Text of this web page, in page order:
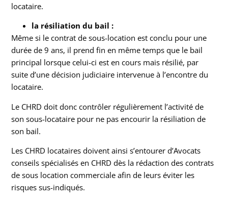
locataire.
la résiliation du bail :
Même si le contrat de sous-location est conclu pour une
durée de 9 ans, il prend fin en même temps que le bail
principal lorsque celui-ci est en cours mais résilié, par
suite d’une décision judiciaire intervenue à l’encontre du
locataire.
Le CHRD doit donc contrôler régulièrement l’activité de
son sous-locataire pour ne pas encourir la résiliation de
son bail.
Les CHRD locataires doivent ainsi s’entourer d’Avocats
conseils spécialisés en CHRD dès la rédaction des contrats
de sous location commerciale afin de leurs éviter les
risques sus-indiqués.